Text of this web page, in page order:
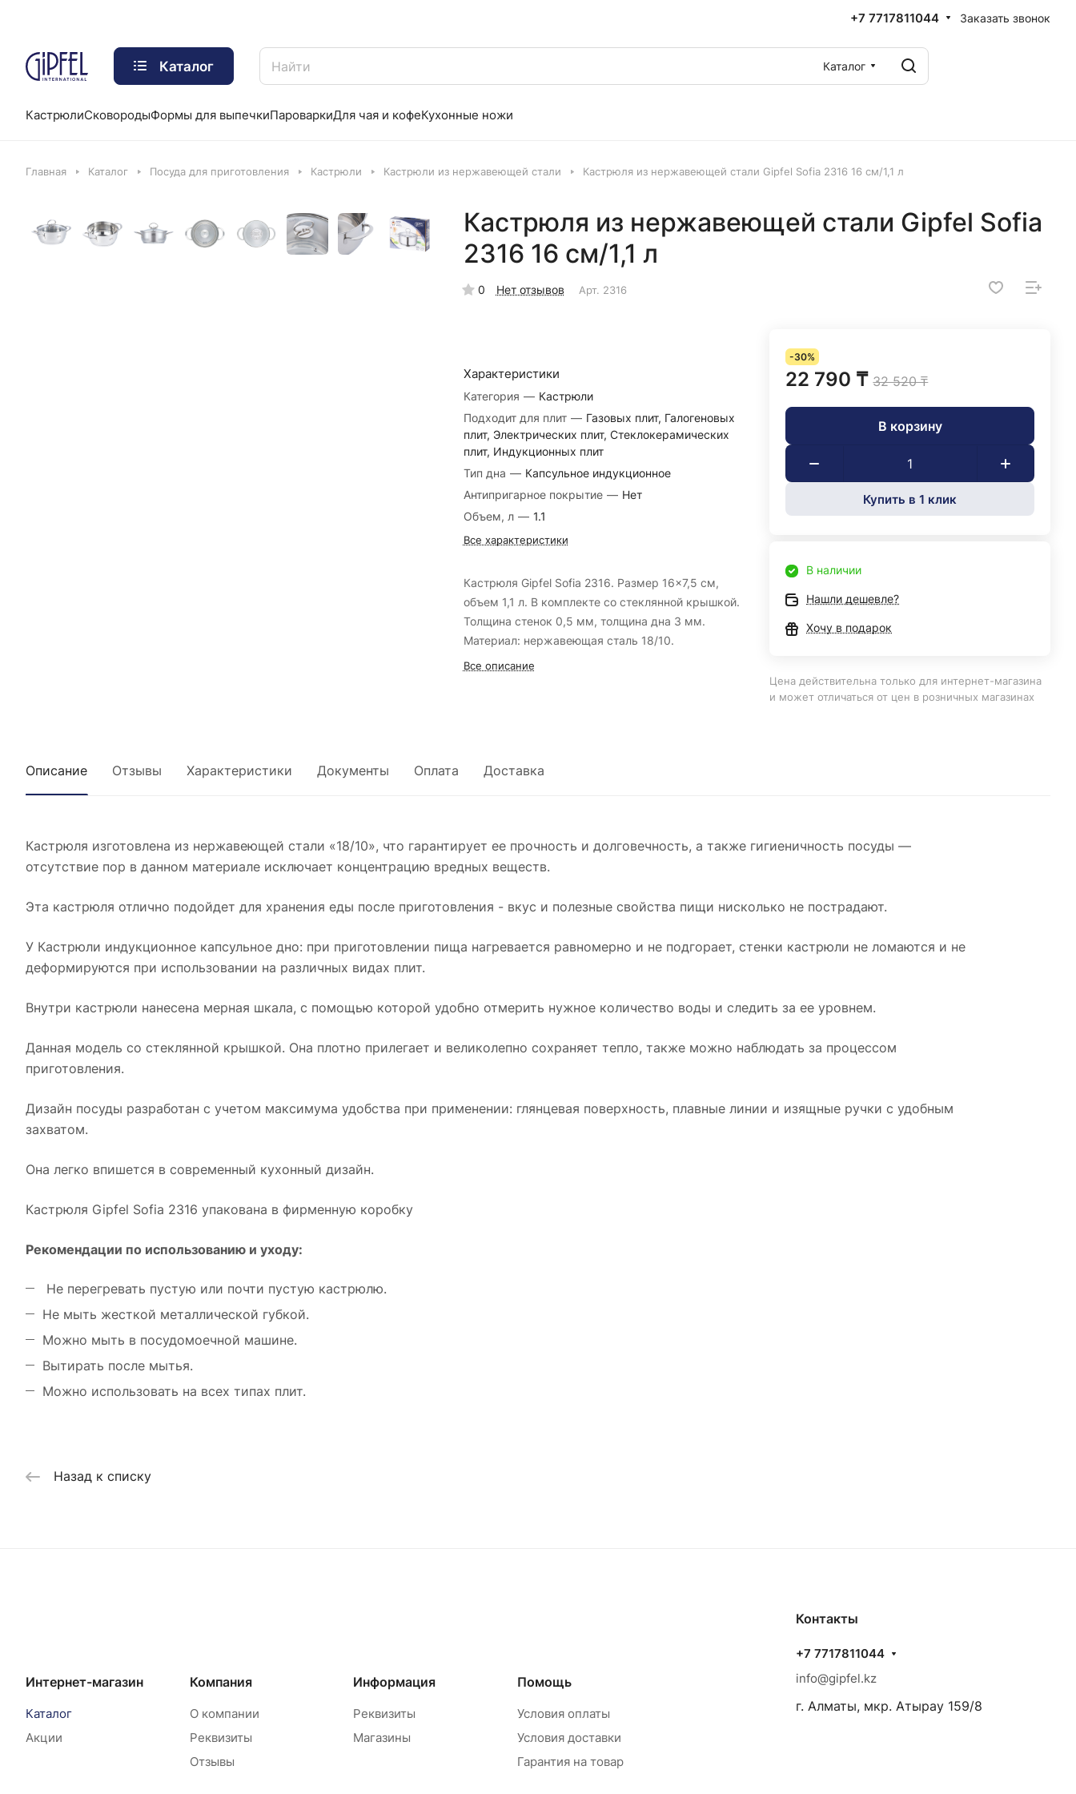
+7 7717811044 Заказать звонок
Каталог Каталог
КастрюлиСковородыФормы для выпечкиПароваркиДля чая и кофеКухонные ножи
Главная Каталог Посуда для приготовления Кастрюли Кастрюли из нержавеющей стали Кастрюля из нержавеющей стали Gipfel Sofia 2316 16 см/1,1 л
Кастрюля из нержавеющей стали Gipfel Sofia
2316 16 см/1,1 л
0 Нет отзывов Арт. 2316
Характеристики
Категория — Кастрюли
Подходит для плит — Газовых плит, Галогеновых
плит, Электрических плит, Стеклокерамических
плит, Индукционных плит
Тип дна — Капсульное индукционное
Антипригарное покрытие — Нет
Объем, л — 1.1
Все характеристики
Кастрюля Gipfel Sofia 2316. Размер 16x7,5 см,
объем 1,1 л. В комплекте со стеклянной крышкой.
Толщина стенок 0,5 мм, толщина дна 3 мм.
Материал: нержавеющая сталь 18/10.
Все описание
-30%
22 790 ₸ 32 520 ₸
В корзину
Купить в 1 клик
В наличии
Нашли дешевле?
Хочу в подарок
Цена действительна только для интернет-магазина
и может отличаться от цен в розничных магазинах
Описание Отзывы Характеристики Документы Оплата Доставка
Кастрюля изготовлена из нержавеющей стали «18/10», что гарантирует ее прочность и долговечность, а также гигиеничность посуды —
отсутствие пор в данном материале исключает концентрацию вредных веществ.
Эта кастрюля отлично подойдет для хранения еды после приготовления - вкус и полезные свойства пищи нисколько не пострадают.
У Кастрюли индукционное капсульное дно: при приготовлении пища нагревается равномерно и не подгорает, стенки кастрюли не ломаются и не
деформируются при использовании на различных видах плит.
Внутри кастрюли нанесена мерная шкала, с помощью которой удобно отмерить нужное количество воды и следить за ее уровнем.
Данная модель со стеклянной крышкой. Она плотно прилегает и великолепно сохраняет тепло, также можно наблюдать за процессом
приготовления.
Дизайн посуды разработан с учетом максимума удобства при применении: глянцевая поверхность, плавные линии и изящные ручки с удобным
захватом.
Она легко впишется в современный кухонный дизайн.
Кастрюля Gipfel Sofia 2316 упакована в фирменную коробку
Рекомендации по использованию и уходу:
Не перегревать пустую или почти пустую кастрюлю.
Не мыть жесткой металлической губкой.
Можно мыть в посудомоечной машине.
Вытирать после мытья.
Можно использовать на всех типах плит.
Назад к списку
Интернет-магазин
Каталог
Акции
Компания
О компании
Реквизиты
Отзывы
Информация
Реквизиты
Магазины
Помощь
Условия оплаты
Условия доставки
Гарантия на товар
Контакты
+7 7717811044
info@gipfel.kz
г. Алматы, мкр. Атырау 159/8